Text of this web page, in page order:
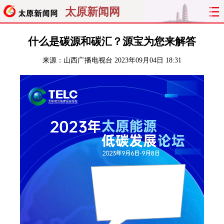
太原新闻网
首页 聚焦 太原 山西
关注 文明
纵横 曝光 综合
旅游 教育
看天下 晋月读 最太原 网罗民生
太原日报 太原晚报 热评 社区
什么是碳源和碳汇？源宝为您来解答
来源： 山西广播电视台 2023年09月04日 18:31